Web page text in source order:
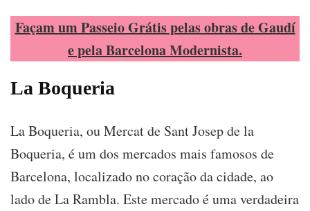
Façam um Passeio Grátis pelas obras de Gaudí
e pela Barcelona Modernista.
La Boqueria
La Boqueria, ou Mercat de Sant Josep de la
Boqueria, é um dos mercados mais famosos de
Barcelona, localizado no coração da cidade, ao
lado de La Rambla. Este mercado é uma verdadeira